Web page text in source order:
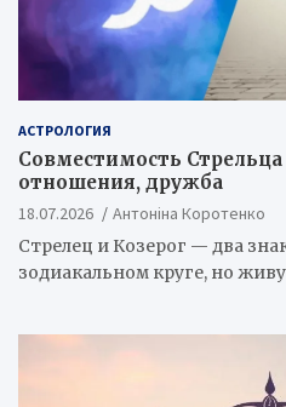
АСТРОЛОГИЯ
Совместимость
отношения, дружба
18.07.2026
Антоніна Коротенко
Стрелец и Козерог — два
зодиакальном круге, но